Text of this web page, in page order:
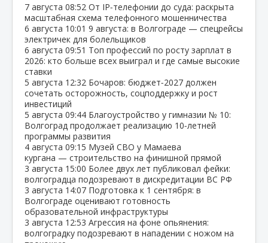
7 августа 08:52 От IP‑телефонии до суда: раскрыта
масштабная схема телефонного мошенничества
6 августа 10:01 9 августа: в Волгограде — спецрейсы
электричек для болельщиков
6 августа 09:51 Топ профессий по росту зарплат в
2026: кто больше всех выиграл и где самые высокие
ставки
5 августа 12:32 Бочаров: бюджет‑2027 должен
сочетать осторожность, соцподдержку и рост
инвестиций
5 августа 09:44 Благоустройство у гимназии № 10:
Волгоград продолжает реализацию 10‑летней
программы развития
4 августа 09:15 Музей СВО у Мамаева
кургана — строительство на финишной прямой
3 августа 15:00 Более двух лет публиковал фейки:
волгоградца подозревают в дискредитации ВС РФ
3 августа 14:07 Подготовка к 1 сентября: в
Волгограде оценивают готовность
образовательной инфраструктуры
3 августа 12:53 Агрессия на фоне опьянения:
волгоградку подозревают в нападении с ножом на